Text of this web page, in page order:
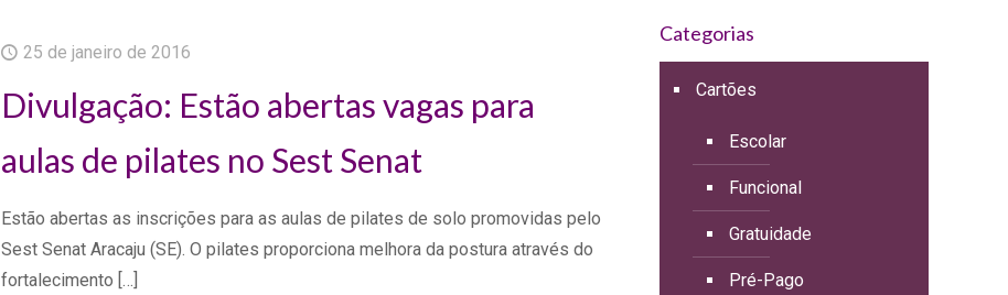
25 de janeiro de 2016
Divulgação: Estão abertas vagas para
aulas de pilates no Sest Senat
Estão abertas as inscrições para as aulas de pilates de solo promovidas pelo
Sest Senat Aracaju (SE). O pilates proporciona melhora da postura através do
fortalecimento […]
Categorias
Cartões
Escolar
Funcional
Gratuidade
Pré-Pago